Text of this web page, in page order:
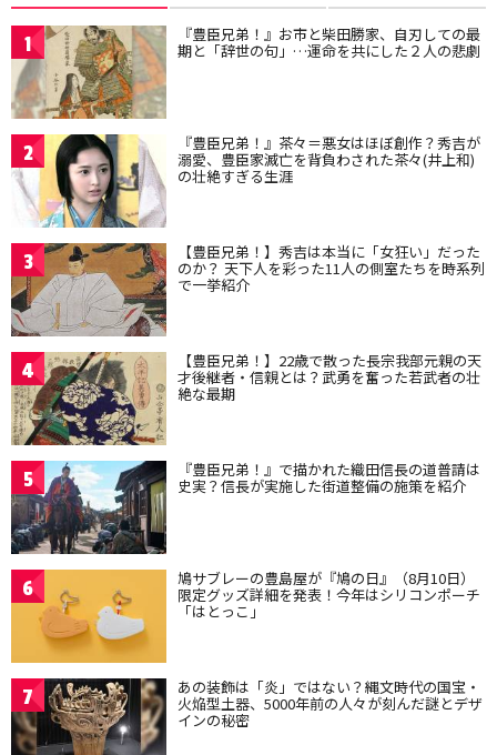
1 『豊臣兄弟！』お市と柴田勝家、自刃しての最
期と「辞世の句」…運命を共にした２人の悲劇
2 『豊臣兄弟！』茶々＝悪女はほぼ創作？秀吉が
溺愛、豊臣家滅亡を背負わされた茶々(井上和)
の壮絶すぎる生涯
3 【豊臣兄弟！】秀吉は本当に「女狂い」だった
のか？ 天下人を彩った11人の側室たちを時系列
で一挙紹介
4 【豊臣兄弟！】22歳で散った長宗我部元親の天
才後継者・信親とは？武勇を奮った若武者の壮
絶な最期
5 『豊臣兄弟！』で描かれた織田信長の道普請は
史実？信長が実施した街道整備の施策を紹介
6 鳩サブレーの豊島屋が『鳩の日』（8月10日）
限定グッズ詳細を発表！今年はシリコンポーチ
「はとっこ」
7 あの装飾は「炎」ではない？縄文時代の国宝・
火焔型土器、5000年前の人々が刻んだ謎とデザ
インの秘密